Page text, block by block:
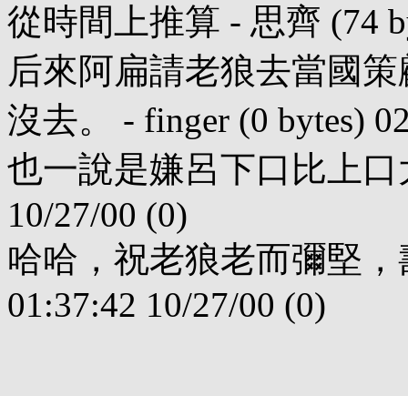
從時間上推算 - 思齊 (74
后來阿扁請老狼去當國
沒去。 - finger (0 bytes)
也一說是嫌呂下口比上口
10/27/00 (0)
哈哈，祝老狼老而彌堅，
01:37:42 10/27/00 (0)